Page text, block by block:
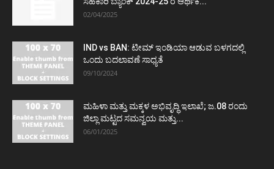
02/04/2025
IND vs BAN: ಟೀಮ್ ಇಂಡಿಯಾ ಆಡುವ ಬಳಗದಲ್ಲಿ
ಒಂದು ಬದಲಾವಣೆ ಸಾಧ್ಯತೆ
09/10/2024
ಮಹಿಳಾ ಮತ್ತು ಮಕ್ಕಳ ಅಭಿವೃದ್ಧಿ ಇಲಾಖೆ; ಜ.08 ರಂದು
ಜಿಲ್ಲಾ ಮಟ್ಟದ ಸಮನ್ವಯ ಮತ್ತು...
06/01/2025